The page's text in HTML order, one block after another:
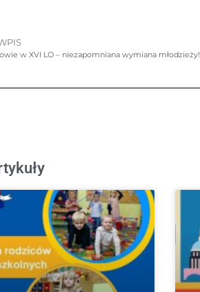
w XVI LO – niezapomniana wymiana młodzieży!